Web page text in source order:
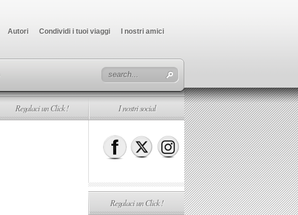
Autori Condividi i tuoi viaggi I nostri amici
Regalaci un Click ! I nostri social
Regalaci un Click !